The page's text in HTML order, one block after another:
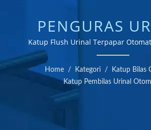
PENGURAS
TERPAPAR
UF526DE |
KERAN AIR
KAMAR
Katup Flush Urinal Terpapar
pengering tangan dan dispenser
ISO 9001 & 14001
Home / Kategori / Katup Bilas
Katup Pembilas Urinal